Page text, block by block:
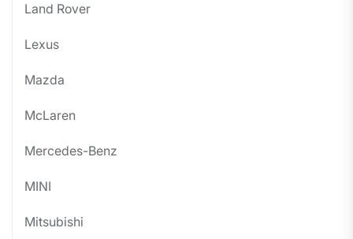
Land Rover
Lexus
Mazda
McLaren
Mercedes-Benz
MINI
Mitsubishi